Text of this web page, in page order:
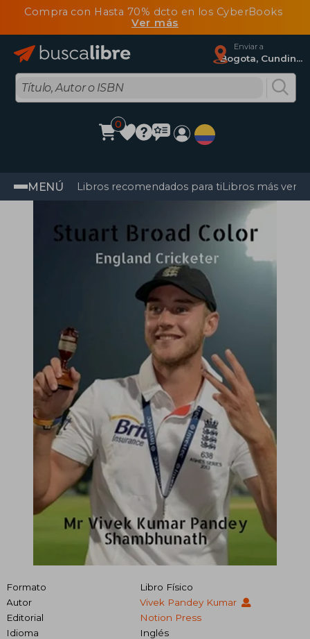
Compra con Hasta 70% dcto en los CyberBooks
Ver más
Enviar a
Bogota, Cundinamarca
0
MENÚ Libros recomendados para tiLibros más
Formato
Libro Físico
Autor
Vivek Pandey Kumar
Editorial
Notion Press
Idioma
Inglés